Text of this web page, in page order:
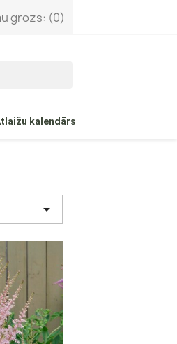
grozs: (0)
kalendārs
